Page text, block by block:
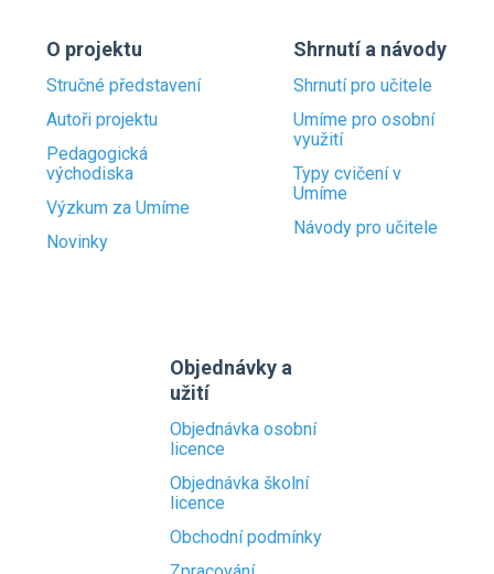
O projektu
Stručné představení
Autoři projektu
Pedagogická
východiska
Výzkum za Umíme
Novinky
Shrnutí a návody
Shrnutí pro učitele
Umíme pro osobní
využití
Typy cvičení v
Umíme
Návody pro učitele
Objednávky a
užití
Objednávka osobní
licence
Objednávka školní
licence
Obchodní podmínky